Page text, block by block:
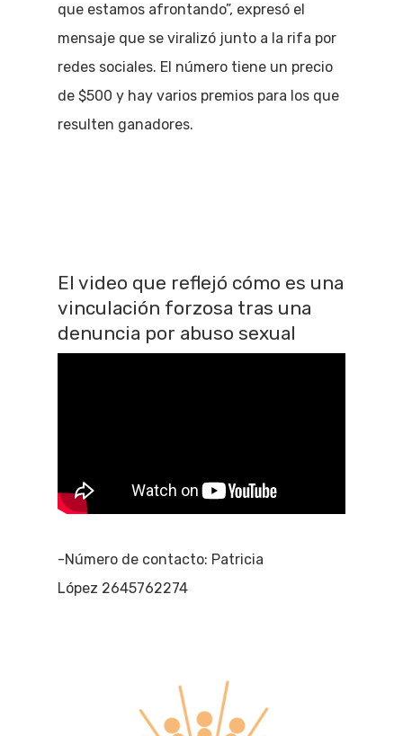
que estamos afrontando”, expresó el
mensaje que se viralizó junto a la rifa por
redes sociales. El número tiene un precio
de $500 y hay varios premios para los que
resulten ganadores.
El video que reflejó cómo es una
vinculación forzosa tras una
denuncia por abuso sexual
-Número de contacto: Patricia
López 2645762274